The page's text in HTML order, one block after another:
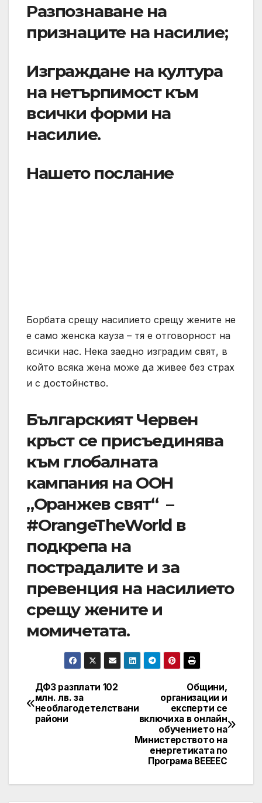
Разпознаване на
признаците на насилие;
Изграждане на култура
на нетърпимост към
всички форми на
насилие.
Нашето послание
Борбата срещу насилието срещу жените не
е само женска кауза – тя е отговорност на
всички нас. Нека заедно изградим свят, в
който всяка жена може да живее без страх
и с достойнство.
Българският Червен
кръст се присъединява
към глобалната
кампания на ООН
„Оранжев свят“ –
#OrangeTheWorld в
подкрепа на
пострадалите и за
превенция на насилието
срещу жените и
момичетата.
Post
navigation
Общини,
организации и
експерти се
включиха в онлайн
обучението на
Министерството на
енергетиката по
Програма ВЕЕЕЕС
ДФЗ разплати 102
млн. лв. за
необлагодетелствани
райони